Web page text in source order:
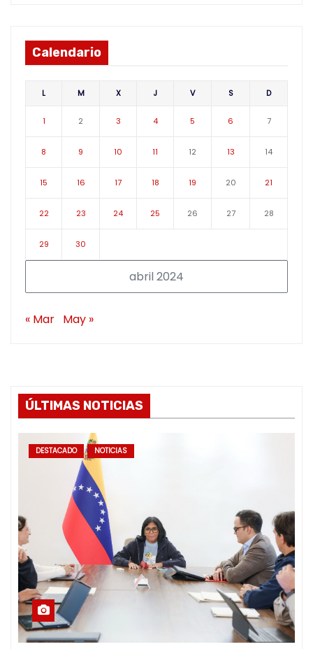
Calendario
abril 2024
L M X J V S D
1 2 3 4 5 6 7
8 9 10 11 12 13 14
15 16 17 18 19 20 21
22 23 24 25 26 27 28
29 30
« Mar May »
ÚLTIMAS NOTICIAS
DESTACADO NOTICIAS